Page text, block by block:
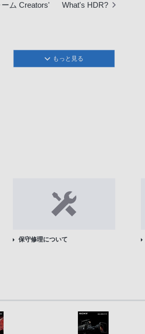
ム Creators'
What's HDR?
もっと見る
保守修理について